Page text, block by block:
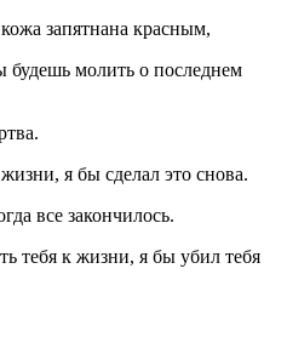
запятнана красным,
будешь молить о последнем
я бы сделал это снова.
все закончилось.
тебя к жизни, я бы убил тебя